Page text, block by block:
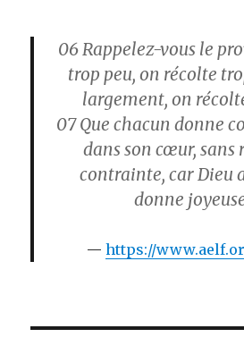
06Rappelez-vous le
trop peu, on récolte
largement, on
07Que chacun donne
dans son cœur, sans
contrainte, car Dieu
donne
https://